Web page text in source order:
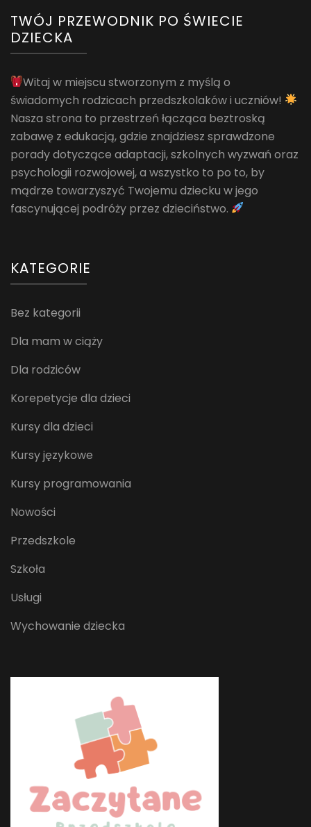
TWÓJ PRZEWODNIK PO ŚWIECIE
DZIECKA
Witaj w miejscu stworzonym z myślą o
świadomych rodzicach przedszkolaków i uczniów!
Nasza strona to przestrzeń łącząca beztroską
zabawę z edukacją, gdzie znajdziesz sprawdzone
porady dotyczące adaptacji, szkolnych wyzwań oraz
psychologii rozwojowej, a wszystko to po to, by
mądrze towarzyszyć Twojemu dziecku w jego
fascynującej podróży przez dzieciństwo.
KATEGORIE
Bez kategorii
Dla mam w ciąży
Dla rodziców
Korepetycje dla dzieci
Kursy dla dzieci
Kursy językowe
Kursy programowania
Nowości
Przedszkole
Szkoła
Usługi
Wychowanie dziecka